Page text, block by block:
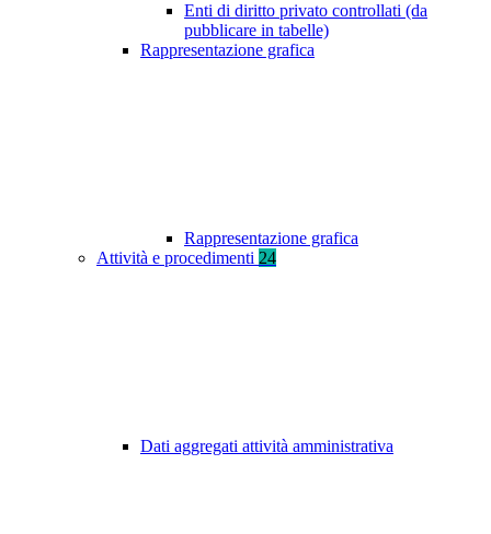
Enti di diritto privato controllati (da
pubblicare in tabelle)
Rappresentazione grafica
Rappresentazione grafica
Attività e procedimenti 24
Dati aggregati attività amministrativa